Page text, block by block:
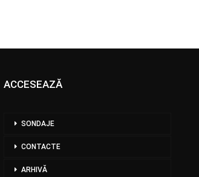
ACCESEAZĂ
SONDAJE
CONTACTE
ARHIVĂ